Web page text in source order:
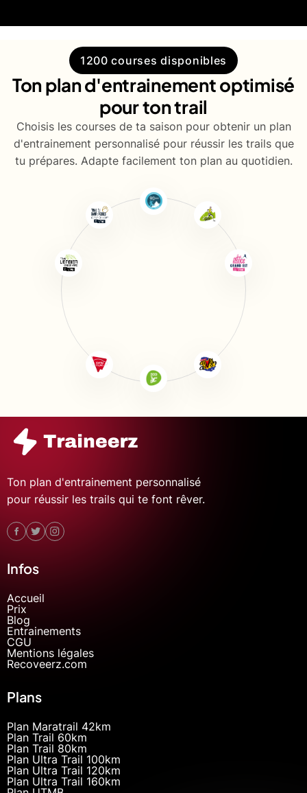
1200 courses disponibles
Ton plan d'entrainement optimisé
pour ton trail
Choisis les courses de ta saison pour obtenir un plan
d'entrainement personnalisé pour réussir les trails que
tu prépares. Adapte facilement ton plan au quotidien.
Ton plan d'entrainement personnalisé
pour réussir les trails qui te font rêver.
Infos
Accueil
Prix
Blog
Entrainements
CGU
Mentions légales
Recoveerz.com
Plans
Plan Maratrail 42km
Plan Trail 60km
Plan Trail 80km
Plan Ultra Trail 100km
Plan Ultra Trail 120km
Plan Ultra Trail 160km